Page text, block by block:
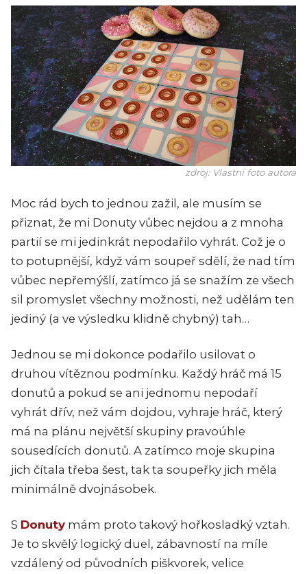
zdroj: Vlastní foto autora
Moc rád bych to jednou zažil, ale musím se
přiznat, že mi Donuty vůbec nejdou a z mnoha
partií se mi jedinkrát nepodařilo vyhrát. Což je o
to potupnější, když vám soupeř sdělí, že nad tím
vůbec nepřemýšlí, zatímco já se snažím ze všech
sil promyslet všechny možnosti, než udělám ten
jediný (a ve výsledku klidně chybný) tah…
Jednou se mi dokonce podařilo usilovat o
druhou vítěznou podmínku. Každý hráč má 15
donutů a pokud se ani jednomu nepodaří
vyhrát dřív, než vám dojdou, vyhraje hráč, který
má na plánu největší skupiny pravoúhle
sousedících donutů. A zatímco moje skupina
jich čítala třeba šest, tak ta soupeřky jich měla
minimálně dvojnásobek.
S Donuty mám proto takový hořkosladký vztah.
Je to skvělý logický duel, zábavností na míle
vzdálený od původních piškvorek, velice